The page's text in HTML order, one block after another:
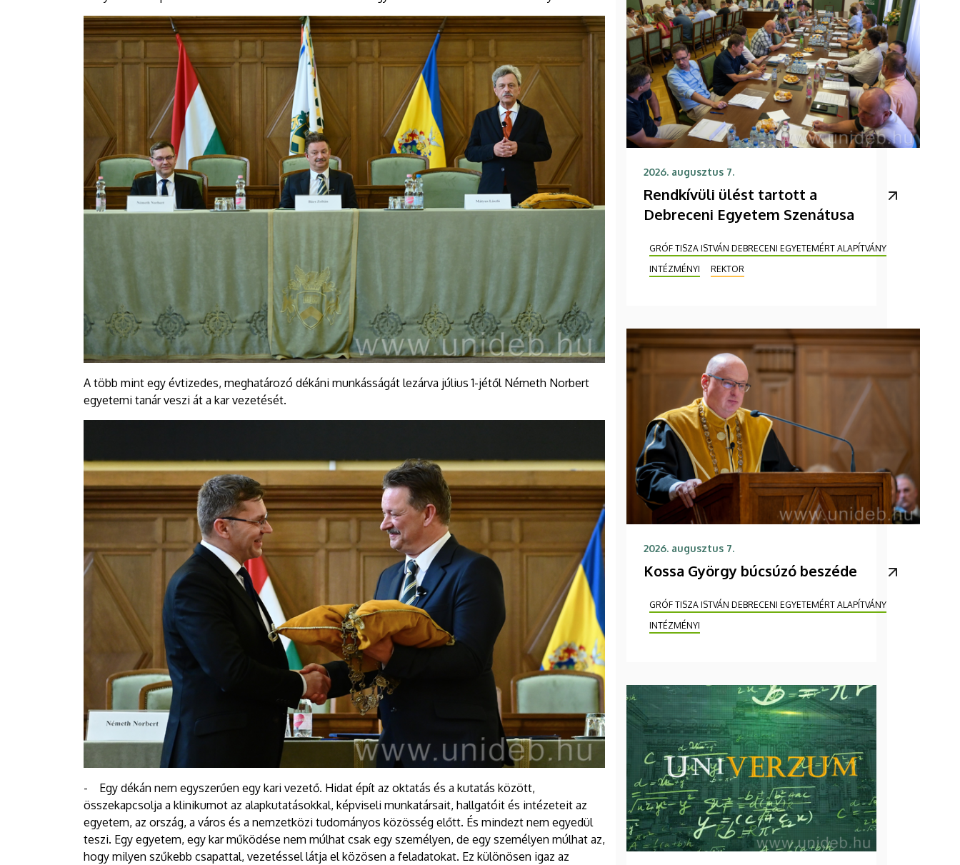
A több mint egy évtizedes, meghatározó dékáni munkásságát lezárva július 1-jétől Németh Norbert
egyetemi tanár veszi át a kar vezetését.
- Egy dékán nem egyszerűen egy kari vezető. Hidat épít az oktatás és a kutatás között,
összekapcsolja a klinikumot az alapkutatásokkal, képviseli munkatársait, hallgatóit és intézeteit az
egyetem, az ország, a város és a nemzetközi tudományos közösség előtt. És mindezt nem egyedül
teszi. Egy egyetem, egy kar működése nem múlhat csak egy személyen, de egy személyen múlhat az,
hogy milyen szűkebb csapattal, vezetéssel látja el közösen a feladatokat. Ez különösen igaz az
2026. augusztus 7.
Rendkívüli ülést tartott a
Debreceni Egyetem Szenátusa
GRÓF TISZA ISTVÁN DEBRECENI EGYETEMÉRT ALAPÍTVÁNY
INTÉZMÉNYI
REKTOR
2026. augusztus 7.
Kossa György búcsúzó beszéde
GRÓF TISZA ISTVÁN DEBRECENI EGYETEMÉRT ALAPÍTVÁNY
INTÉZMÉNYI